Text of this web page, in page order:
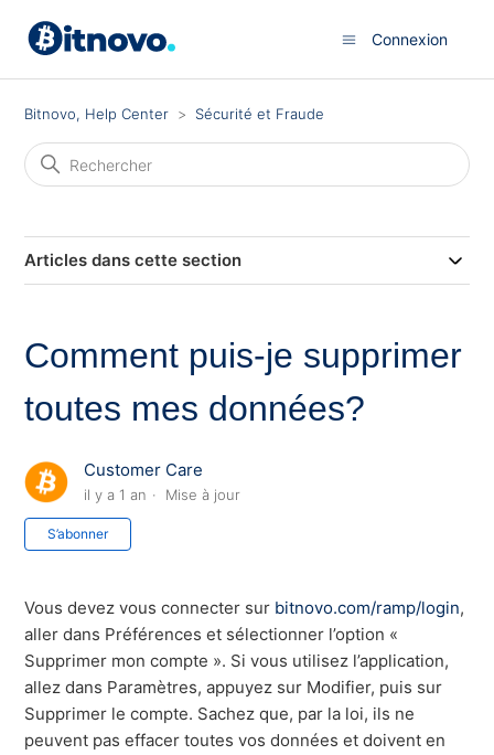
Connexion
Bitnovo, Help Center Sécurité et Fraude
Articles dans cette section
Comment puis-je supprimer
toutes mes données?
Customer Care
il y a 1 an Mise à jour
S’abonner
Vous devez vous connecter sur bitnovo.com/ramp/login,
aller dans Préférences et sélectionner l’option «
Supprimer mon compte ». Si vous utilisez l’application,
allez dans Paramètres, appuyez sur Modifier, puis sur
Supprimer le compte. Sachez que, par la loi, ils ne
peuvent pas effacer toutes vos données et doivent en